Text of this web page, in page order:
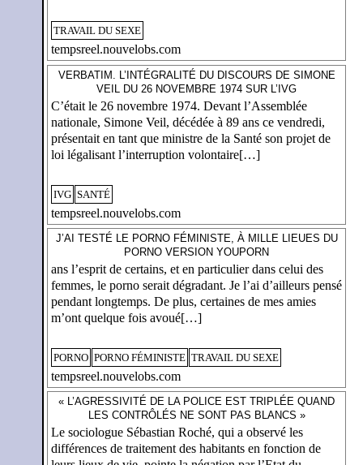
TRAVAIL DU SEXE
tempsreel.nouvelobs.com
VERBATIM. L’INTÉGRALITÉ DU DISCOURS DE SIMONE
VEIL DU 26 NOVEMBRE 1974 SUR L’IVG
C’était le 26 novembre 1974. Devant l’Assemblée
nationale, Simone Veil, décédée à 89 ans ce vendredi,
présentait en tant que ministre de la Santé son projet de
loi légalisant l’interruption volontaire[…]
IVG SANTÉ
tempsreel.nouvelobs.com
J’AI TESTÉ LE PORNO FÉMINISTE, À MILLE LIEUES DU
PORNO VERSION YOUPORN
ans l’esprit de certains, et en particulier dans celui des
femmes, le porno serait dégradant. Je l’ai d’ailleurs pensé
pendant longtemps. De plus, certaines de mes amies
m’ont quelque fois avoué[…]
PORNO PORNO FÉMINISTE TRAVAIL DU SEXE
tempsreel.nouvelobs.com
« L’AGRESSIVITÉ DE LA POLICE EST TRIPLÉE QUAND
LES CONTRÔLÉS NE SONT PAS BLANCS »
Le sociologue Sébastian Roché, qui a observé les
différences de traitement des habitants en fonction de